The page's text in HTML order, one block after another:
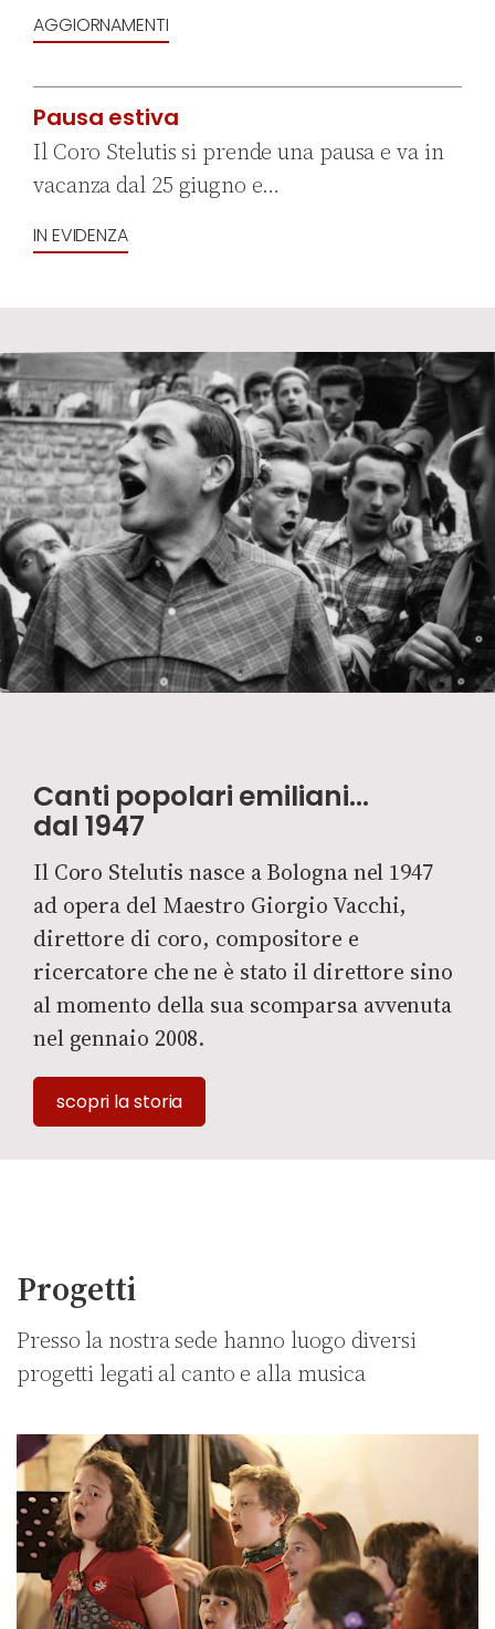
AGGIORNAMENTI
Pausa estiva
Il Coro Stelutis si prende una pausa e va in
vacanza dal 25 giugno e…
IN EVIDENZA
Canti popolari emiliani…
dal 1947
Il Coro Stelutis nasce a Bologna nel 1947
ad opera del Maestro Giorgio Vacchi,
direttore di coro, compositore e
ricercatore che ne è stato il direttore sino
al momento della sua scomparsa avvenuta
nel gennaio 2008.
scopri la storia
Progetti
Presso la nostra sede hanno luogo diversi
progetti legati al canto e alla musica